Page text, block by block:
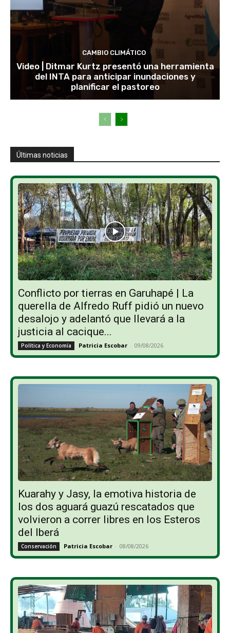
CAMBIO CLIMÁTICO
Video | Ditmar Kurtz presentó una herramienta
del INTA para anticipar inundaciones y
planificar el pastoreo
Últimas noticias
Conflicto por tierras en Garuhapé | La
querella de Alfredo Ruff pidió un nuevo
desalojo y adelantó que llevará a la
justicia al cacique...
Política y Economía Patricia Escobar - 09/08/2026
Kuarahy y Jasy, la emotiva historia de
los dos aguará guazú rescatados que
volvieron a correr libres en los Esteros
del Iberá
Conservación Patricia Escobar - 08/08/2026